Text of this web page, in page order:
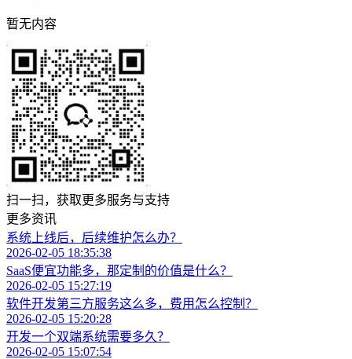
暂无内容
扫一扫，获取更多服务与支持
更多资讯
系统上线后，后续维护怎么办？
2026-02-05 18:35:38
SaaS便宜功能多，那定制的价值是什么？
2026-02-05 15:27:19
软件开发第三方服务这么多，费用怎么控制？
2026-02-05 15:20:28
开发一个双端系统需要多久？
2026-02-05 15:07:54